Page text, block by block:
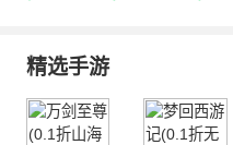
精选手游